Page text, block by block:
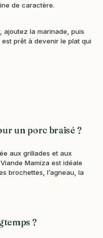
de caractère.
ajoutez la marinade, puis
prêt à devenir le plat qui
un porc braisé ?
aux grillades et aux
Mamiza est idéale
brochettes, l’agneau, la
?